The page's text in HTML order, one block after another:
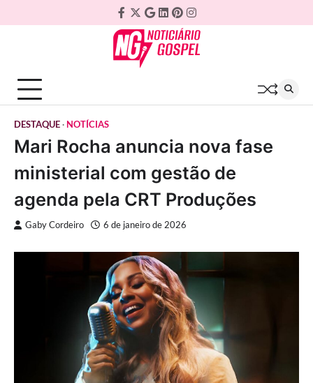
to
Facebook
Twitter
Google
Plus
Linkedin
Pinterest
Instagram
DESTAQUE NOTÍCIAS
Mari Rocha anuncia nova fase
ministerial com gestão de
agenda pela CRT Produções
Gaby Cordeiro 6 de janeiro de 2026